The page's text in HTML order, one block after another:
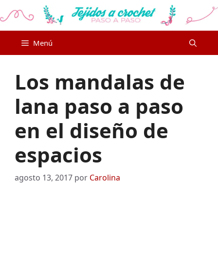
al
Menú
Los mandalas de
lana paso a paso
en el diseño de
espacios
agosto 13, 2017 por Carolina